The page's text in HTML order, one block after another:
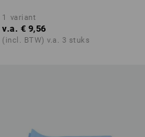
1 variant
v.a. € 9,56
(incl. BTW) v.a. 3 stuks